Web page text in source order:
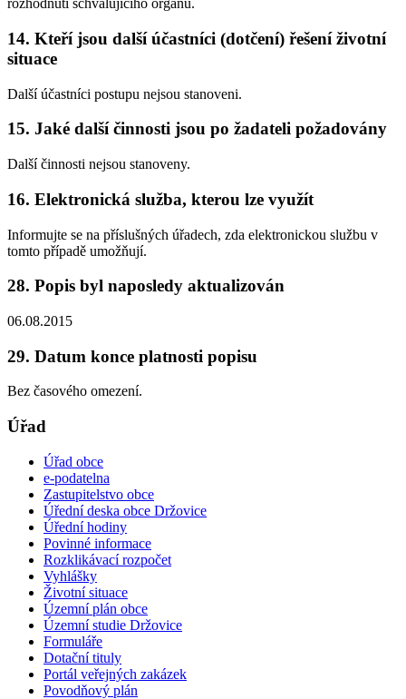
rozhodnutí schvalujícího orgánu.
14. Kteří jsou další účastníci (dotčení) řešení životní
situace
Další účastníci postupu nejsou stanoveni.
15. Jaké další činnosti jsou po žadateli požadovány
Další činnosti nejsou stanoveny.
16. Elektronická služba, kterou lze využít
Informujte se na příslušných úřadech, zda elektronickou službu v
tomto případě umožňují.
28. Popis byl naposledy aktualizován
06.08.2015
29. Datum konce platnosti popisu
Bez časového omezení.
Úřad
Úřad obce
e-podatelna
Zastupitelstvo obce
Úřední deska obce Držovice
Úřední hodiny
Povinné informace
Rozklikávací rozpočet
Vyhlášky
Životní situace
Územní plán obce
Územní studie Držovice
Formuláře
Dotační tituly
Portál veřejných zakázek
Povodňový plán